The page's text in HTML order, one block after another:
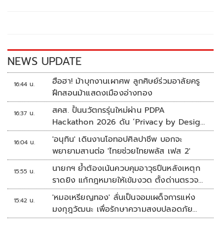
k k
NEWS UPDATE
16:44 น.
ฮือฮา! ม้าบุกงานเผาศพ ลูกศิษย์ร่วมอาลัยครู
ฝึกสอนม้าแสดงเมืองอ่างทอง
16:37 น.
สคส. ปั้นนวัตกรรุ่นใหม่ผ่าน PDPA
Hackathon 2026 ดัน ‘Privacy by Design
for all’ สู่โซลูชันคุ้มครองข้อมูลส่วนบุคคลที่
ใช้ได้จริง
16:04 น.
'อนุทิน' เดินงานโอทอปศิลปาชีพ บอกจะ
พยายามสานต่อ 'ไทยช่วยไทยพลัส เฟส 2'
15:55 น.
นายกฯ ย้ำต้องเน้นควบคุมอาวุธปืนหลังเหตุก
ราดยิง แก้กฎหมายให้เข้มงวด ตั้งด่านตรวจ
เพิ่ม
15:42 น.
'หมอเหรียญทอง' ลั่นเป็นจอมเผด็จการแห่ง
มงกุฎวัฒนะ เพื่อรักษาความสงบปลอดภัย
ภายในรพ.